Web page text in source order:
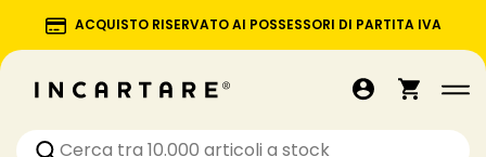
ACQUISTO RISERVATO AI POSSESSORI DI PARTITA IVA